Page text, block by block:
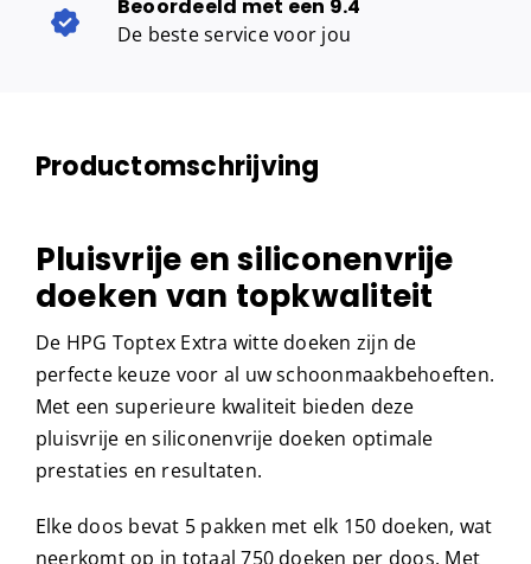
Beoordeeld met een 9.4
De beste service voor jou
Productomschrijving
Pluisvrije en siliconenvrije
doeken van topkwaliteit
De HPG Toptex Extra witte doeken zijn de
perfecte keuze voor al uw schoonmaakbehoeften.
Met een superieure kwaliteit bieden deze
pluisvrije en siliconenvrije doeken optimale
prestaties en resultaten.
Elke doos bevat 5 pakken met elk 150 doeken, wat
neerkomt op in totaal 750 doeken per doos. Met